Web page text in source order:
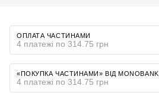
ОПЛАТА ЧАСТИНАМИ
4 платежі по 314.75 грн
«ПОКУПКА ЧАСТИНАМИ» ВІД MONOBANK
4 платежі по 314.75 грн